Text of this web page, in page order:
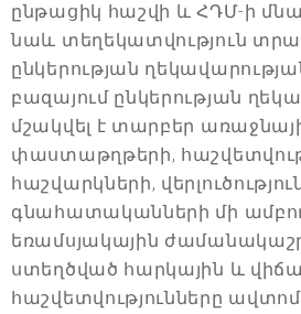
ընթացիկ հաշվի և ՀԴՄ-ի
նաև տեղեկատվություն
ընկերության
բազայում ընկերության
մշակվել է տարբեր
փաստաթղթերի,
հաշվարկների,
գնահատականների մի
եռամսյակային
ստեղծված հարկային և
հաշվետվությունները